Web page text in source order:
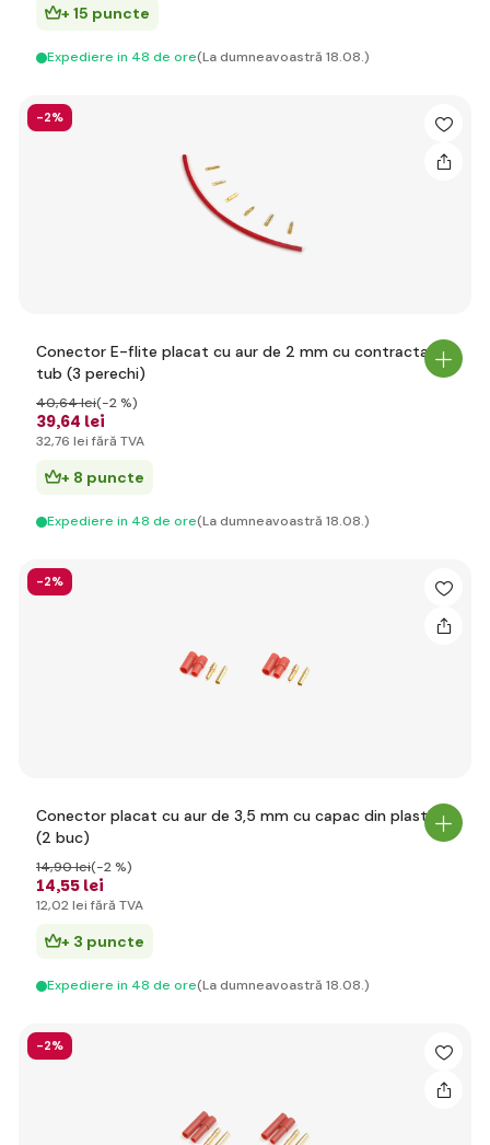
+ 15 puncte
Expediere in 48 de ore(La dumneavoastră 18.08.)
-2%
Conector E-flite placat cu aur de 2 mm cu contractare.
tub (3 perechi)
39,64 lei
40,64 lei(-2 %)
32,76 lei fără TVA
+ 8 puncte
Expediere in 48 de ore(La dumneavoastră 18.08.)
-2%
Conector placat cu aur de 3,5 mm cu capac din plastic
(2 buc)
14,55 lei
14,90 lei(-2 %)
12,02 lei fără TVA
+ 3 puncte
Expediere in 48 de ore(La dumneavoastră 18.08.)
-2%